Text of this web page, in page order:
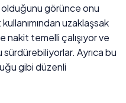
olduğunu görünce onu
uzaklaşsak
temelli çalışıyor ve
Ayrıca bu
gibi düzenli